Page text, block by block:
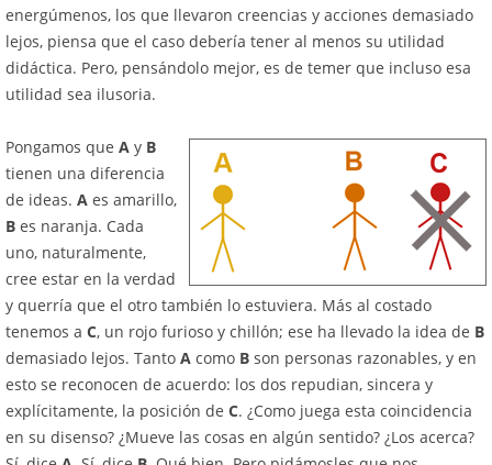
energúmenos, los que llevaron creencias y acciones demasiado
lejos, piensa que el caso debería tener al menos su utilidad
didáctica. Pero, pensándolo mejor, es de temer que incluso esa
utilidad sea ilusoria.
Pongamos que A y B
tienen una diferencia
de ideas. A es amarillo,
B es naranja. Cada
uno, naturalmente,
cree estar en la verdad
y querría que el otro también lo estuviera. Más al costado
tenemos a C, un rojo furioso y chillón; ese ha llevado la idea de B
demasiado lejos. Tanto A como B son personas razonables, y en
esto se reconocen de acuerdo: los dos repudian, sincera y
explícitamente, la posición de C. ¿Como juega esta coincidencia
en su disenso? ¿Mueve las cosas en algún sentido? ¿Los acerca?